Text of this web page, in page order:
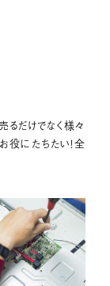
るだけでなく様々
役にたちたい！全